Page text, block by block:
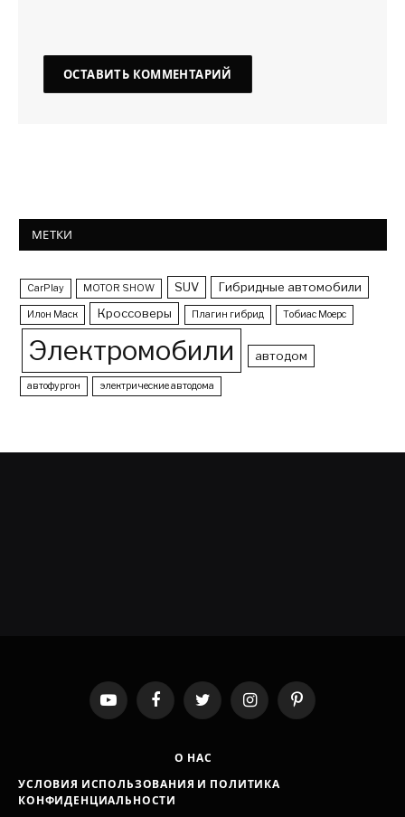
МЕТКИ
CarPlay MOTOR SHOW SUV Гибридные автомобили
Илон Маск Кроссоверы Плагин гибрид Тобиас Моерс
Электромобили автодом
автофургон электрические автодома
YouTubeFacebookTwitter InstagramPinterest
О НАС
УСЛОВИЯ ИСПОЛЬЗОВАНИЯ И ПОЛИТИКА
КОНФИДЕНЦИАЛЬНОСТИ